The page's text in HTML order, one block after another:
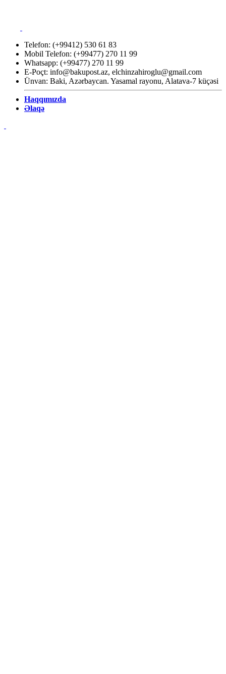
Telefon: (+99412) 530 61 83
Mobil Telefon: (+99477) 270 11 99
Whatsapp: (+99477) 270 11 99
E-Poçt: info@bakupost.az, elchinzahiroglu@gmail.com
Ünvan: Baki, Azərbaycan. Yasamal rayonu, Alatava-7 küçəsi
Haqqımızda
Əlaqə